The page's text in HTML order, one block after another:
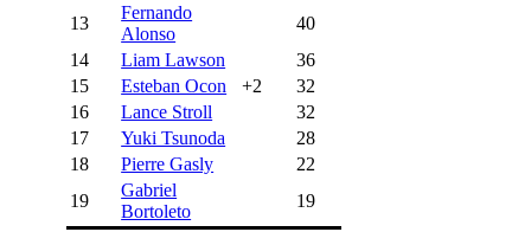
13
Fernando
Alonso
40
14
Liam Lawson
36
15
Esteban Ocon +2
32
16
Lance Stroll
32
17
Yuki Tsunoda
28
18
Pierre Gasly
22
19
Gabriel
Bortoleto
19